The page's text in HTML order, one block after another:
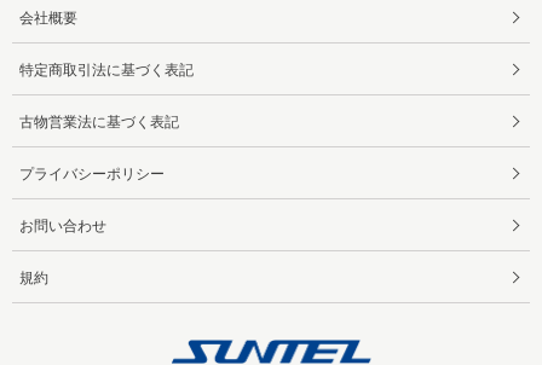
会社概要
特定商取引法に基づく表記
古物営業法に基づく表記
プライバシーポリシー
お問い合わせ
規約